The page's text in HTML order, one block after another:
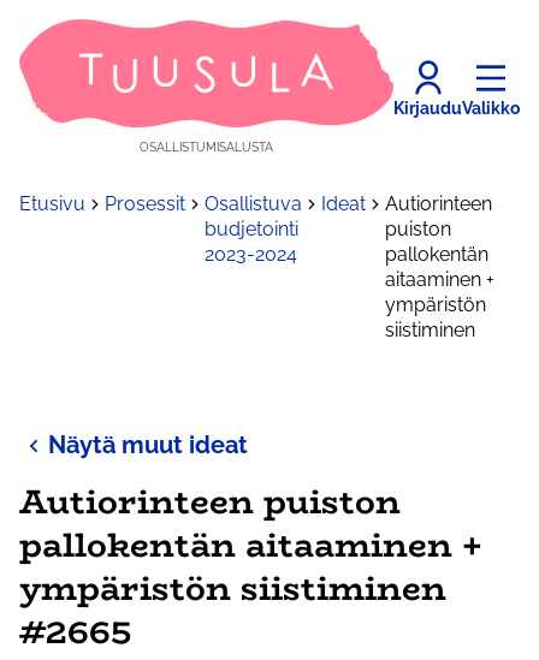
OSALLISTUMISALUSTA
KirjauduValikko
Etusivu Prosessit
Osallistuva
budjetointi
2023-2024
Ideat
Autiorinteen
puiston
pallokentän
aitaaminen +
ympäristön
siistiminen
Näytä muut ideat
Autiorinteen puiston
pallokentän aitaaminen +
ympäristön siistiminen
#2665